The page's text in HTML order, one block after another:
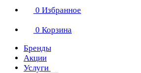
0 Избранное
0 Корзина
Бренды
Акции
Услуги